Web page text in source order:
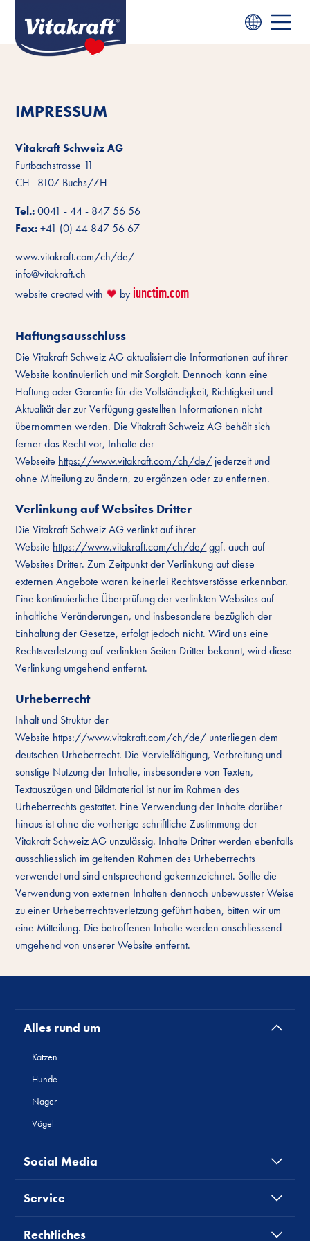
IMPRESSUM
Vitakraft Schweiz AG
Furtbachstrasse 11
CH - 8107 Buchs/ZH
Tel.:0041 - 44 - 847 56 56
Fax:+41 (0) 44 847 56 67
www.vitakraft.com/ch/de/
info@vitakraft.ch
website created with ❤️ by iunctim.com
Haftungsausschluss
Die Vitakraft Schweiz AG aktualisiert die Informationen auf ihrer
Website kontinuierlich und mit Sorgfalt. Dennoch kann eine
Haftung oder Garantie für die Vollständigkeit, Richtigkeit und
Aktualität der zur Verfügung gestellten Informationen nicht
übernommen werden. Die Vitakraft Schweiz AG behält sich
ferner das Recht vor, Inhalte der
Webseite https://www.vitakraft.com/ch/de/ jederzeit und
ohne Mitteilung zu ändern, zu ergänzen oder zu entfernen.
Verlinkung auf Websites Dritter
Die Vitakraft Schweiz AG verlinkt auf ihrer
Website https://www.vitakraft.com/ch/de/ggf. auch auf
Websites Dritter. Zum Zeitpunkt der Verlinkung auf diese
externen Angebote waren keinerlei Rechtsverstösse erkennbar.
Eine kontinuierliche Überprüfung der verlinkten Websites auf
inhaltliche Veränderungen, und insbesondere bezüglich der
Einhaltung der Gesetze, erfolgt jedoch nicht. Wird uns eine
Rechtsverletzung auf verlinkten Seiten Dritter bekannt, wird diese
Verlinkung umgehend entfernt.
Urheberrecht
Inhalt und Struktur der
Website https://www.vitakraft.com/ch/de/ unterliegen dem
deutschen Urheberrecht. Die Vervielfältigung, Verbreitung und
sonstige Nutzung der Inhalte, insbesondere von Texten,
Textauszügen und Bildmaterial ist nur im Rahmen des
Urheberrechts gestattet. Eine Verwendung der Inhalte darüber
hinaus ist ohne die vorherige schriftliche Zustimmung der
Vitakraft Schweiz AG unzulässig. Inhalte Dritter werden ebenfalls
ausschliesslich im geltenden Rahmen des Urheberrechts
verwendet und sind entsprechend gekennzeichnet. Sollte die
Verwendung von externen Inhalten dennoch unbewusster Weise
zu einer Urheberrechtsverletzung geführt haben, bitten wir um
eine Mitteilung. Die betroffenen Inhalte werden anschliessend
umgehend von unserer Website entfernt.
Alles rund um
Katzen
Hunde
Nager
Vögel
Social Media
Service
Rechtliches